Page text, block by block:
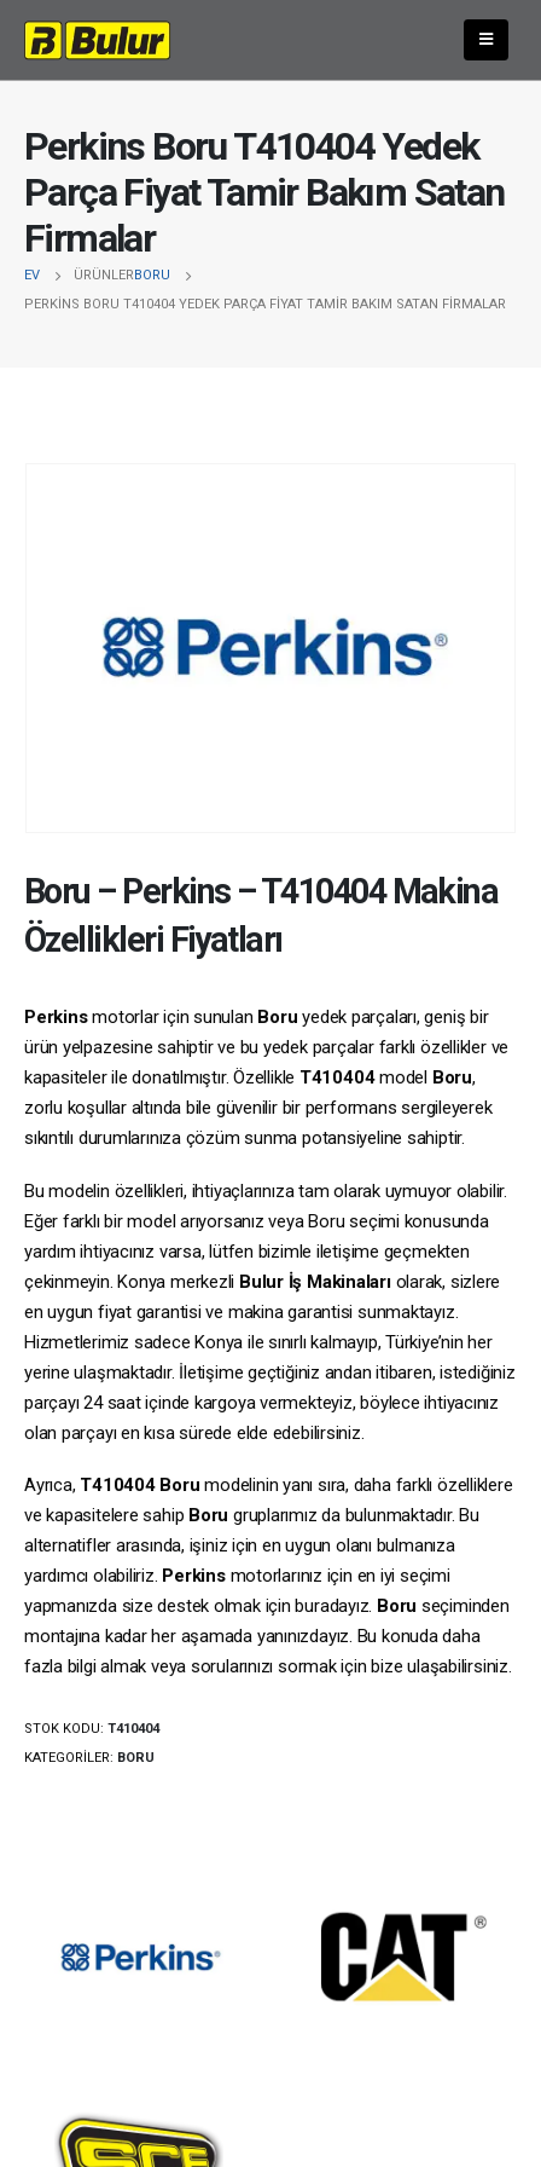
Perkins Boru T410404 Yedek
Parça Fiyat Tamir Bakım Satan
Firmalar
EV ÜRÜNLERBORU
PERKINS BORU T410404 YEDEK PARÇA FIYAT TAMIR BAKIM SATAN FIRMALAR
Boru – Perkins–T410404Makina
Özellikleri Fiyatları
Perkinsmotorlar için sunulan Boru yedek parçaları, geniş bir
ürün yelpazesine sahiptir ve bu yedek parçalar farklı özellikler ve
kapasiteler ile donatılmıştır. Özellikle T410404model Boru,
zorlu koşullar altında bile güvenilir bir performans sergileyerek
sıkıntılı durumlarınıza çözüm sunma potansiyeline sahiptir.
Bu modelin özellikleri, ihtiyaçlarınıza tam olarak uymuyor olabilir.
Eğer farklı bir model arıyorsanız veya Boru seçimi konusunda
yardım ihtiyacınız varsa, lütfen bizimle iletişime geçmekten
çekinmeyin. Konya merkezli Bulur İş Makinalarıolarak, sizlere
en uygun fiyat garantisi ve makina garantisi sunmaktayız.
Hizmetlerimiz sadece Konya ile sınırlı kalmayıp, Türkiye’nin her
yerine ulaşmaktadır. İletişime geçtiğiniz andan itibaren, istediğiniz
parçayı 24 saat içinde kargoya vermekteyiz, böylece ihtiyacınız
olan parçayı en kısa sürede elde edebilirsiniz.
Ayrıca, T410404 Boru modelinin yanı sıra, daha farklı özelliklere
ve kapasitelere sahip Boru gruplarımız da bulunmaktadır. Bu
alternatifler arasında, işiniz için en uygun olanı bulmanıza
yardımcı olabiliriz. Perkinsmotorlarınız için en iyi seçimi
yapmanızda size destek olmak için buradayız. Boru seçiminden
montajına kadar her aşamada yanınızdayız. Bu konuda daha
fazla bilgi almak veya sorularınızı sormak için bize ulaşabilirsiniz.
STOK KODU: T410404
KATEGORILER: BORU